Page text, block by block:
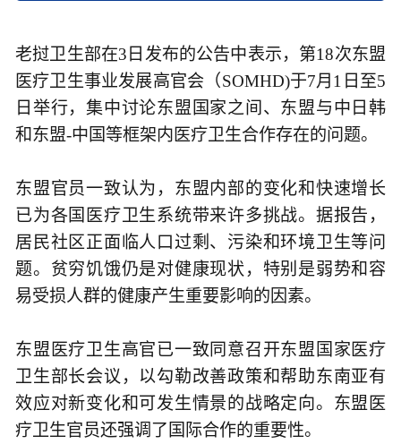
老挝卫生部在3日发布的公告中表示，第18次东盟
医疗卫生事业发展高官会（SOMHD)于7月1日至5
日举行，集中讨论东盟国家之间、东盟与中日韩
和东盟-中国等框架内医疗卫生合作存在的问题。
东盟官员一致认为，东盟内部的变化和快速增长
已为各国医疗卫生系统带来许多挑战。据报告，
居民社区正面临人口过剩、污染和环境卫生等问
题。贫穷饥饿仍是对健康现状，特别是弱势和容
易受损人群的健康产生重要影响的因素。
东盟医疗卫生高官已一致同意召开东盟国家医疗
卫生部长会议，以勾勒改善政策和帮助东南亚有
效应对新变化和可发生情景的战略定向。东盟医
疗卫生官员还强调了国际合作的重要性。